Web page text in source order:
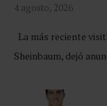
4 agosto, 2026
La más reciente
Sheinbaum, dejó